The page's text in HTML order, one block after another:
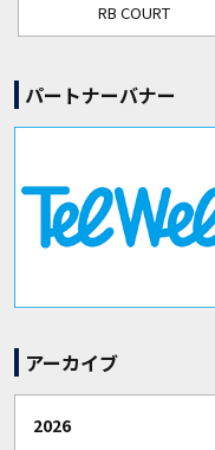
RB COURT
パートナーバナー
アーカイブ
2026